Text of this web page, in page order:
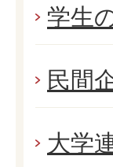
学生
民間
大学